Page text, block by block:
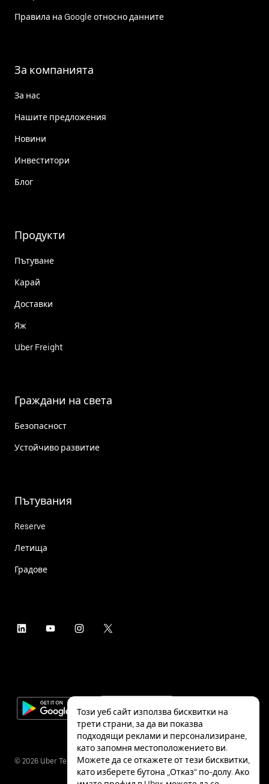
Правила на Google относно данните
За компанията
За нас
Нашите предложения
Новини
Инвеститори
Блог
Продукти
Пътуване
Карай
Доставки
Яж
Uber Freight
Граждани на света
Безопасност
Устойчиво развитие
Пътувания
Reserve
Летища
Градове
© 2026 Uber Technologies Inc.
Този уеб сайт използва бисквитки на
трети страни, за да ви показва
подходящи реклами и персонализиране,
като запомня местоположението ви.
Можете да се откажете от тези бисквитки,
като изберете бутона „Отказ“ по-долу. Ако